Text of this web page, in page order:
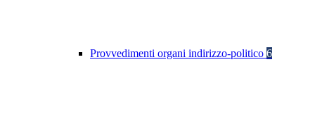
Provvedimenti organi indirizzo-politico 6